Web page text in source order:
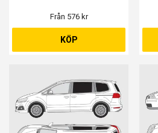
Från 576 kr
KÖP